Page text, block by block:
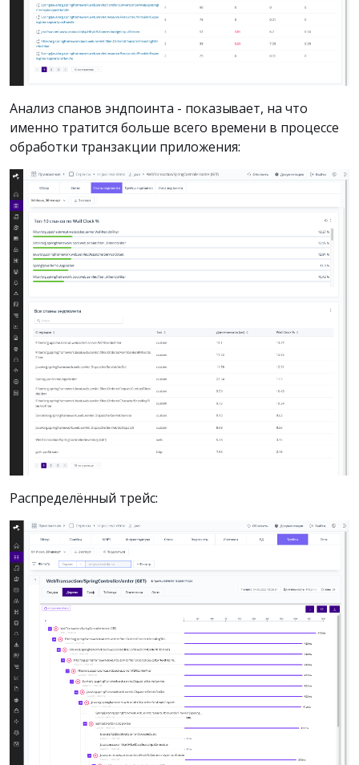
Анализ спанов эндпоинта - показывает, на что
именно тратится больше всего времени в процессе
обработки транзакции приложения:
Распределённый трейс: